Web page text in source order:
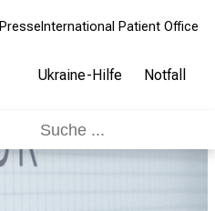
Presse International Patient Office
Ukraine-Hilfe Notfall